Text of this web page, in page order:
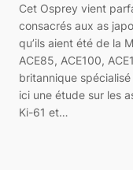
Cet Osprey vient
consacrés aux as
qu’ils aient été de la
ACE85, ACE100,
britannique
ici une étude sur les
Ki-61 et…